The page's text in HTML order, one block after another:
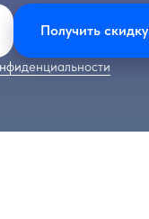
Получить скидку